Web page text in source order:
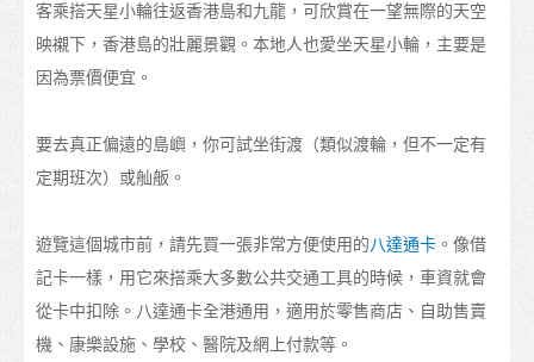
理財
電訊
地圖
亞洲
大洋洲
客乘搭天星小輪往返香港島和九龍，可欣賞在一望無際的天空
映襯下，香港島的壯麗景觀。本地人也愛坐天星小輪，主要是
因為票價便宜。
要去真正偏遠的島嶼，你可試坐街渡（類似渡輪，但不一定有
定期班次）或舢舨。
遊覽這個城市前，請先買一張非常方便使用的八達通卡 。像借
記卡一樣，用它來搭乘大多數公共交通工具的時候，車資就會
從卡中扣除。八達通卡全港通用，適用於零售商店、自助售賣
機、康樂設施、學校、醫院及網上付款等。